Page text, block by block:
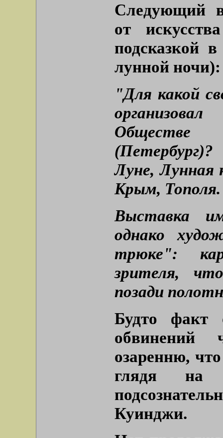
Следующий
от
подсказкой
лунной ночи):
"Для какой
Обществе
Луне, Лунная
Крым, Тополя.
Выставка
однако
трюке":
зрителя,
позади
Будто факт
обвинений
озаренню,
глядя на
Куинджи.